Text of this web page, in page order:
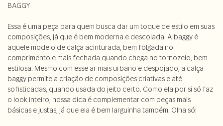
BAGGY
Essa é uma peça para quem busca dar um toque de estilo em suas
composições, já que é bem moderna e descolada. A baggy é
aquele modelo de calça acinturada, bem folgada no
comprimento e mais fechada quando chega no tornozelo, bem
estilosa. Mesmo com esse ar mais urbano e despojado, a calça
baggy permite a criação de composições criativas e até
sofisticadas, quando usada do jeito certo. Como ela por si só faz
o look inteiro, nossa dica é complementar com peças mais
básicas e justas, já que ela é bem larguinha também. Olha só: